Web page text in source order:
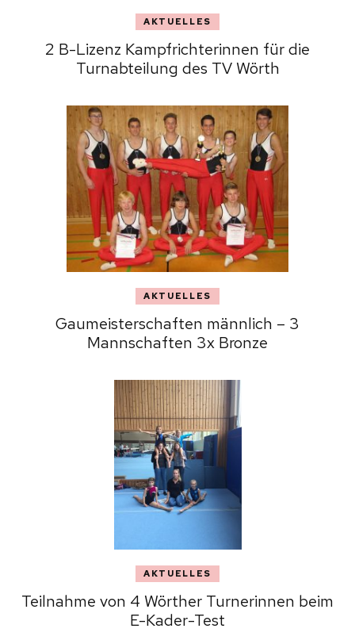
AKTUELLES
2 B-Lizenz Kampfrichterinnen für die
Turnabteilung des TV Wörth
AKTUELLES
Gaumeisterschaften männlich – 3
Mannschaften 3x Bronze
AKTUELLES
Teilnahme von 4 Wörther Turnerinnen beim
E-Kader-Test